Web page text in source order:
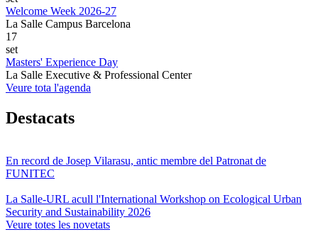
Welcome Week 2026-27
La Salle Campus Barcelona
17
set
Masters' Experience Day
La Salle Executive & Professional Center
Veure tota l'agenda
Destacats
En record de Josep Vilarasu, antic membre del Patronat de
FUNITEC
La Salle-URL acull l'International Workshop on Ecological Urban
Security and Sustainability 2026
Veure totes les novetats